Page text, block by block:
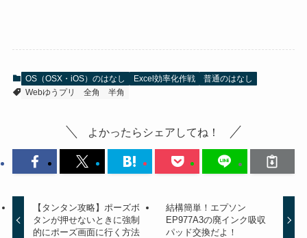
OS（OSX・iOS）のはなし Excel効率化作戦
普通のはなし
Webゆうプリ
全角 半角
よかったらシェアしてね！
【タンタン攻略】ポーズボ
タンが押せないときに強制
的にポーズ画面に行く方法
結構簡単！エプソン
EP977A3の廃インク吸収
パッド交換だよ！